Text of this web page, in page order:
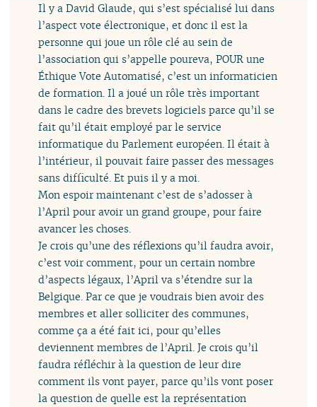
Il y a David Glaude, qui s’est spécialisé lui dans
l’aspect vote électronique, et donc il est la
personne qui joue un rôle clé au sein de
l’association qui s’appelle poureva, POUR une
Éthique Vote Automatisé, c’est un informaticien
de formation. Il a joué un rôle très important
dans le cadre des brevets logiciels parce qu’il se
fait qu’il était employé par le service
informatique du Parlement européen. Il était à
l’intérieur, il pouvait faire passer des messages
sans difficulté. Et puis il y a moi.
Mon espoir maintenant c’est de s’adosser à
l’April pour avoir un grand groupe, pour faire
avancer les choses.
Je crois qu’une des réflexions qu’il faudra avoir,
c’est voir comment, pour un certain nombre
d’aspects légaux, l’April va s’étendre sur la
Belgique. Par ce que je voudrais bien avoir des
membres et aller solliciter des communes,
comme ça a été fait ici, pour qu’elles
deviennent membres de l’April. Je crois qu’il
faudra réfléchir à la question de leur dire
comment ils vont payer, parce qu’ils vont poser
la question de quelle est la représentation